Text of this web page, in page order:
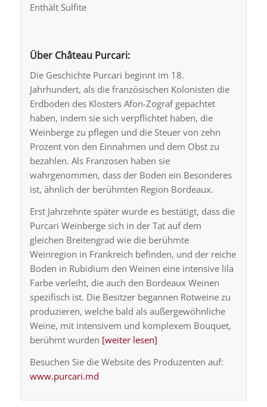
Enthält Sulfite
Über Château Purcari:
Die Geschichte Purcari beginnt im 18.
Jahrhundert, als die französischen Kolonisten die
Erdboden des Klosters Afon-Zograf gepachtet
haben, indem sie sich verpflichtet haben, die
Weinberge zu pflegen und die Steuer von zehn
Prozent von den Einnahmen und dem Obst zu
bezahlen. Als Franzosen haben sie
wahrgenommen, dass der Boden ein Besonderes
ist, ähnlich der berühmten Region Bordeaux.
Erst Jahrzehnte später wurde es bestätigt, dass die
Purcari Weinberge sich in der Tat auf dem
gleichen Breitengrad wie die berühmte
Weinregion in Frankreich befinden, und der reiche
Boden in Rubidium den Weinen eine intensive lila
Farbe verleiht, die auch den Bordeaux Weinen
spezifisch ist. Die Besitzer begannen Rotweine zu
produzieren, welche bald als außergewöhnliche
Weine, mit intensivem und komplexem Bouquet,
berühmt wurden [weiter lesen]
Besuchen Sie die Website des Produzenten auf:
www.purcari.md